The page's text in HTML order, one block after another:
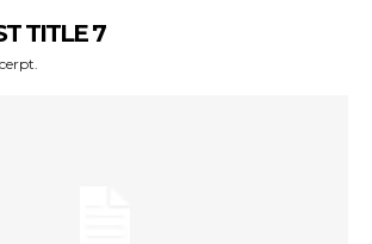
TITLE 7